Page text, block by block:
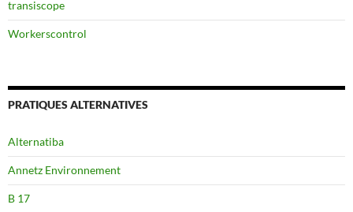
transiscope
Workerscontrol
PRATIQUES ALTERNATIVES
Alternatiba
Annetz Environnement
B 17